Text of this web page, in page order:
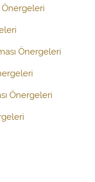
Önergeleri
Önergeleri